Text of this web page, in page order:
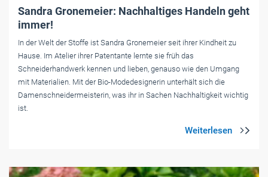
Sandra Gronemeier: Nachhaltiges Handeln geht
immer!
In der Welt der Stoffe ist Sandra Gronemeier seit ihrer Kindheit zu
Hause. Im Atelier ihrer Patentante lernte sie früh das
Schneiderhandwerk kennen und lieben, genauso wie den Umgang
mit Materialien. Mit der Bio-Modedesignerin unterhält sich die
Damenschneidermeisterin, was ihr in Sachen Nachhaltigkeit wichtig
ist.